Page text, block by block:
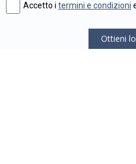
Accetto i termini e condizioni
Ottieni